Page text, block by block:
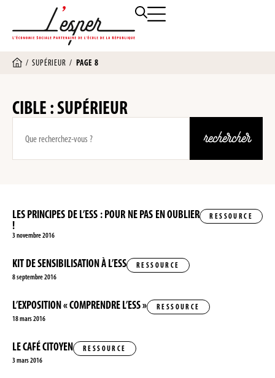
/SUPÉRIEUR / PAGE 8
CIBLE : SUPÉRIEUR
rechercher
LES PRINCIPES DE L’ESS : POUR NE PAS EN OUBLIER
!
RESSOURCE
3 novembre 2016
KIT DE SENSIBILISATION À L’ESS
RESSOURCE
8 septembre 2016
L’EXPOSITION « COMPRENDRE L’ESS »
RESSOURCE
18 mars 2016
LE CAFÉ CITOYEN
RESSOURCE
3 mars 2016